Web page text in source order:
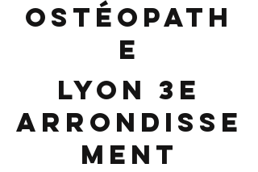
Ostéopath
e
Lyon 3e
Arrondisse
ment